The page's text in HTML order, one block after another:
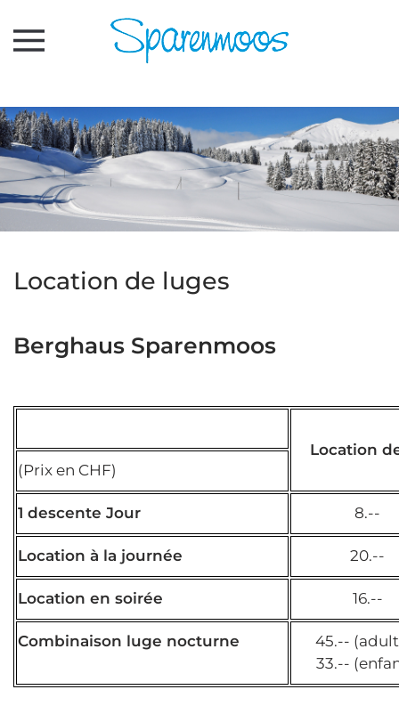
Accéder au contenu principal
Location de luges
Berghaus Sparenmoos
Location
(Prix en CHF)
1 descente Jour 8.--
Location à la journée 20.--
Location en soirée 16.--
Combinaison luge nocturne
45.--
33.--